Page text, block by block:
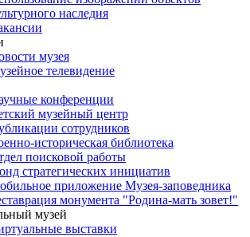
наследия
музея
телевидение
конференции
музейный центр
сотрудников
историческая библиотека
поисковой работы
стратегических инициатив
приложение Музея-заповедника
монумента "Родина-мать зовет!"
музей
выставки